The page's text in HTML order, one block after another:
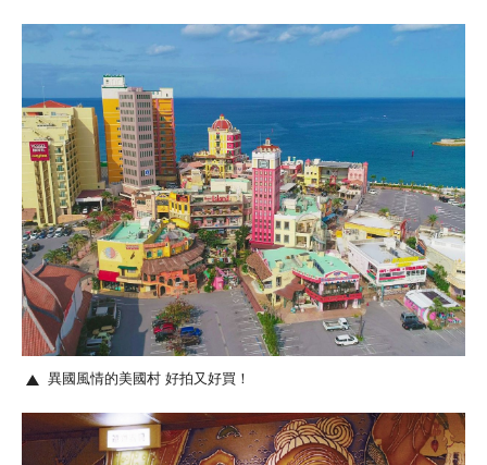
異國風情的美國村 好拍又好買！